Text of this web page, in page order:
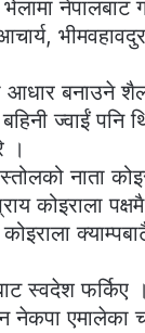
नेपालबाट
आधार बनाउने
ज्वाईं पनि
।
नाता
कोइराला
स्वदेश
नेकपा एमालेका